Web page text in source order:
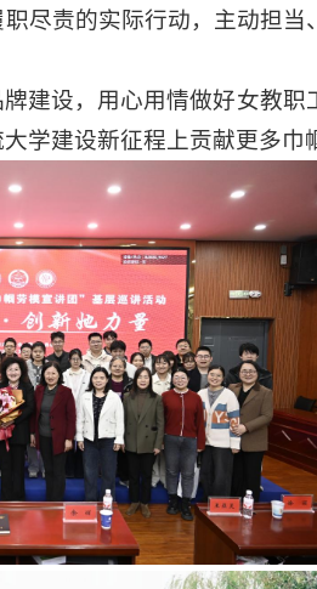
尽责的实际行动，主动担当
建设，用心用情做好女教职
学建设新征程上贡献更多巾